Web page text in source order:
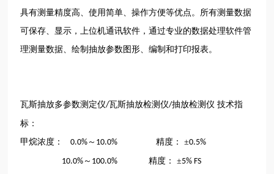
具有测量精度高、使用简单、操作方便等优点。所有测量数据
可保存、显示，上位机通讯软件，通过专业的数据处理软件管
理测量数据、绘制抽放参数图形、编制和打印报表。
瓦斯抽放多参数测定仪/瓦斯抽放检测仪/抽放检测仪 技术指
标：
甲烷浓度：
0.0% ～ 10.0%精度： ±0.5%
10.0% ～ 100.0%精度： ±5% FS